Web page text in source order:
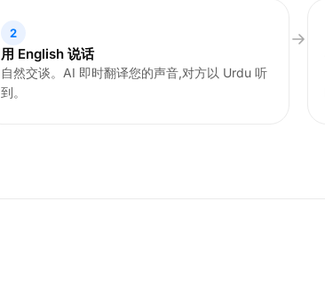
2
用 English 说话
自然交谈。AI 即时翻译您的声音,对方以 Urdu 听
到。